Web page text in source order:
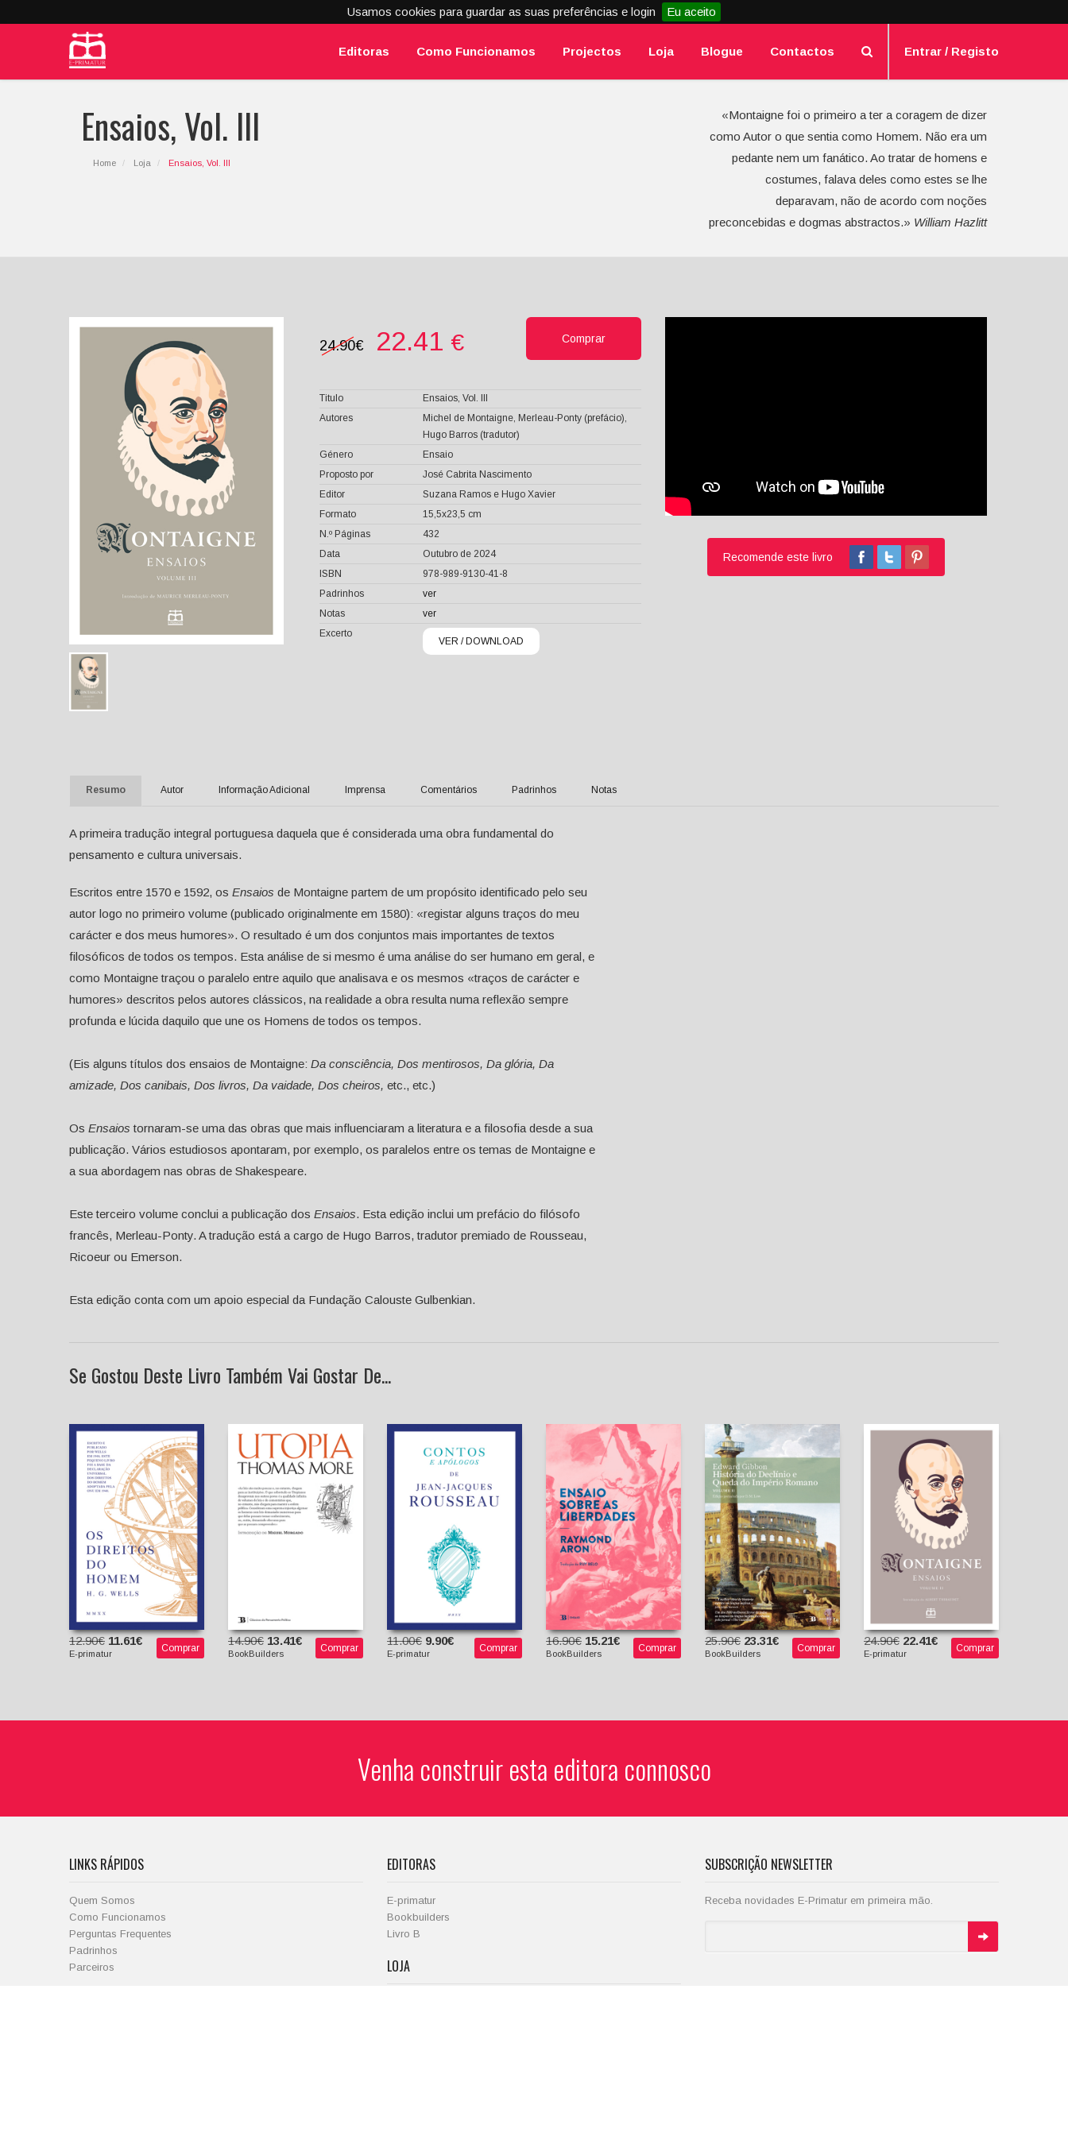
Usamos cookies para guardar as suas preferências e login Eu aceito
Editoras Como Funcionamos Projectos Loja Blogue Contactos Entrar / Registo
Ensaios, Vol. III
Home Loja Ensaios, Vol. III
«Montaigne foi o primeiro a ter a coragem de dizer
como Autor o que sentia como Homem. Não era um
pedante nem um fanático. Ao tratar de homens e
costumes, falava deles como estes se lhe
deparavam, não de acordo com noções
preconcebidas e dogmas abstractos.» William Hazlitt
24.90€ 22.41 € Comprar
Titulo
Ensaios, Vol. III
Autores
Michel de Montaigne, Merleau-Ponty (prefácio),
Hugo Barros (tradutor)
Género
Ensaio
Proposto por
José Cabrita Nascimento
Editor
Suzana Ramos e Hugo Xavier
Formato
15,5x23,5 cm
N.º Páginas
432
Data
Outubro de 2024
ISBN
978-989-9130-41-8
Padrinhos
ver
Notas
ver
Excerto
VER / DOWNLOAD
Recomende este livro
Resumo Autor Informação Adicional Imprensa Comentários Padrinhos Notas
A primeira tradução integral portuguesa daquela que é considerada uma obra fundamental do
pensamento e cultura universais.
Escritos entre 1570 e 1592, os Ensaios de Montaigne partem de um propósito identificado pelo seu
autor logo no primeiro volume (publicado originalmente em 1580): «registar alguns traços do meu
carácter e dos meus humores». O resultado é um dos conjuntos mais importantes de textos
filosóficos de todos os tempos. Esta análise de si mesmo é uma análise do ser humano em geral, e
como Montaigne traçou o paralelo entre aquilo que analisava e os mesmos «traços de carácter e
humores» descritos pelos autores clássicos, na realidade a obra resulta numa reflexão sempre
profunda e lúcida daquilo que une os Homens de todos os tempos.
(Eis alguns títulos dos ensaios de Montaigne: Da consciência, Dos mentirosos, Da glória, Da
amizade, Dos canibais, Dos livros, Da vaidade, Dos cheiros, etc., etc.)
Os Ensaiostornaram-se uma das obras que mais influenciaram a literatura e a filosofia desde a sua
publicação. Vários estudiosos apontaram, por exemplo, os paralelos entre os temas de Montaigne e
a sua abordagem nas obras de Shakespeare.
Este terceiro volume conclui a publicação dos Ensaios. Esta edição inclui um prefácio do filósofo
francês, Merleau-Ponty. A tradução está a cargo de Hugo Barros, tradutor premiado de Rousseau,
Ricoeur ou Emerson.
Esta edição conta com um apoio especial da Fundação Calouste Gulbenkian.
Se Gostou Deste Livro Também Vai Gostar De...
Os Direitos do Homem
H. G. Wells
Pedro Elói Duarte
(tradutor)
12.90€ 11.61€
E-primatur Comprar
Utopia
Thomas More
Miguel Morgado
(Introdutor)
14.90€ 13.41€
BookBuilders Comprar
Contos e Apólogos
Jean-Jacques
Rousseau
Pedro Elói Duarte
(tradutor)
11.00€ 9.90€
E-primatur Comprar
Ensaio sobre as
Liberdades
Raymond Aron
Ruy Belo (tradutor)
16.90€ 15.21€
BookBuilders Comprar
História do Declínio e
Queda do Império
Romano - Vol. II
Edward Gibbon
D. M. Low (Org.)
25.90€ 23.31€
BookBuilders Comprar
Ensaios, Vol. II
Michel de Montaigne
Albert Thibaudet
(prefácio)
24.90€ 22.41€
E-primatur Comprar
Venha construir esta editora connosco
LINKS RÁPIDOS
Quem Somos
Como Funcionamos
Perguntas Frequentes
Padrinhos
Parceiros
EDITORAS
E-primatur
Bookbuilders
Livro B
LOJA
SUBSCRIÇÃO NEWSLETTER
Receba novidades E-Primatur em primeira mão.